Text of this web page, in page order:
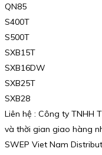
QN85
S400T
S500T
SXB15T
SXB16DW
SXB25T
SXB28
Liên hệ : Công ty TNHH
và thời gian giao hàng
SWEP Viet Nam